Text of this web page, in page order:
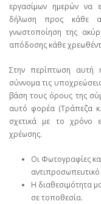
εργασίμων ημερών να
δήλωση προς κάθε
γνωστοποίηση της
απόδοσης κάθε
Στην περίπτωση αυτή
σύννομα τις
βάση τους όρους της
αυτό φορέα (Τράπεζα
σχετικά με το χρόνο
χρέωσης.
Οι Φωτογραφίες
Η διαθεσιμότητα
σε τοποθεσία.